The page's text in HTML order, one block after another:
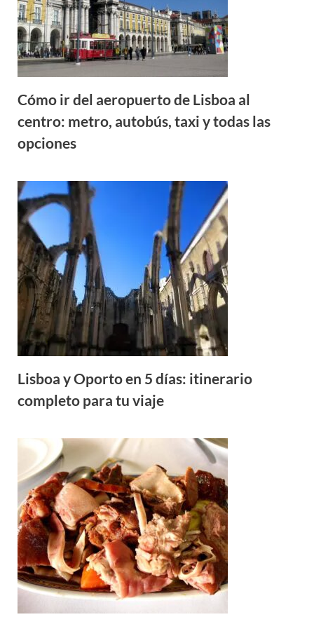
Cómo ir del aeropuerto de Lisboa al
centro: metro, autobús, taxi y todas las
opciones
Lisboa y Oporto en 5 días: itinerario
completo para tu viaje